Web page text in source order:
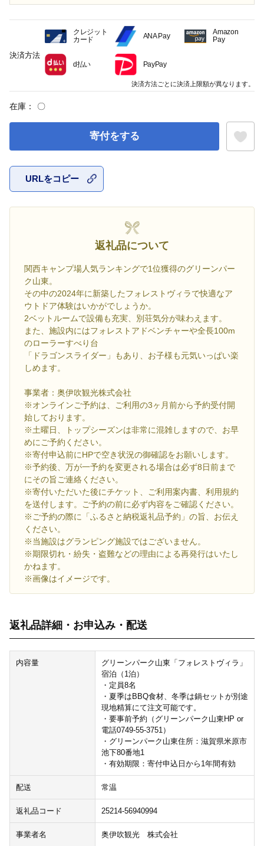
在庫： 〇
寄付をする
URLをコピー
返礼品について
関西キャンプ場人気ランキングで1位獲得のグリーンパー
ク山東。
その中の2024年に新築したフォレストヴィラで快適なア
ウトドア体験はいかがでしょうか。
2ベットルームで設備も充実、別荘気分が味わえます。
また、施設内にはフォレストアドベンチャーや全長100m
のローラーすべり台
「ドラゴンスライダー」もあり、お子様も元気いっぱい楽
しめます。
事業者：奥伊吹観光株式会社
※オンラインご予約は、ご利用の3ヶ月前から予約受付開
始しております。
※土曜日、トップシーズンは非常に混雑しますので、お早
めにご予約ください。
※寄付申込前にHPで空き状況の御確認をお願いします。
※予約後、万が一予約を変更される場合は必ず8日前まで
にその旨ご連絡ください。
※寄付いただいた後にチケット、ご利用案内書、利用規約
を送付します。ご予約の前に必ず内容をご確認ください。
※ご予約の際に「ふるさと納税返礼品予約」の旨、お伝え
ください。
※当施設はグランピング施設ではございません。
※期限切れ・紛失・盗難などの理由による再発行はいたし
かねます。
※画像はイメージです。
返礼品詳細・お申込み・配送
内容量
グリーンパーク山東「フォレストヴィラ」
宿泊（1泊）
・定員8名
・夏季はBBQ食材、冬季は鍋セットが別途
現地精算にて注文可能です。
・要事前予約（グリーンパーク山東HP or
電話0749-55-3751）
・グリーンパーク山東住所：滋賀県米原市
池下80番地1
・有効期限：寄付申込日から1年間有効
配送 常温
返礼品コード 25214-56940994
事業者名 奥伊吹観光 株式会社
決済方法
クレジット
カード
ANA Pay
Amazon
Pay
d払い PayPay
決済方法ごとに決済上限額が異なります。